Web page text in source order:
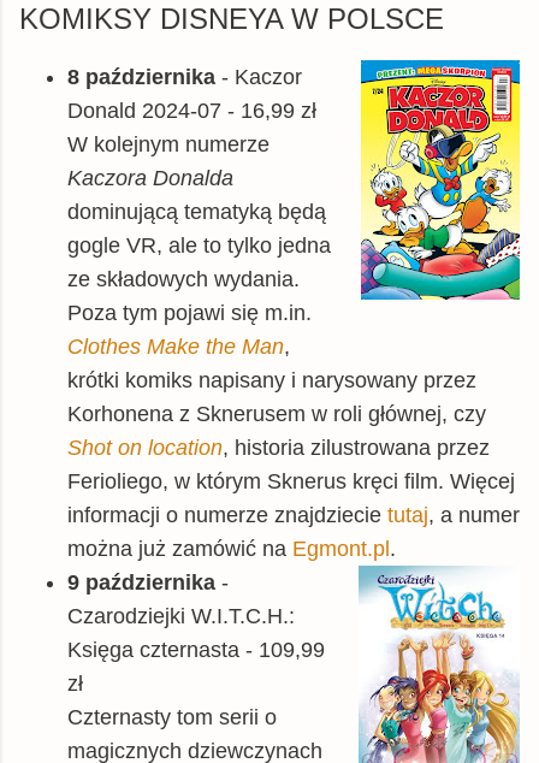
KOMIKSY DISNEYA W POLSCE
8 października - Kaczor
Donald 2024-07 - 16,99 zł
W kolejnym numerze
Kaczora Donalda
dominującą tematyką będą
gogle VR, ale to tylko jedna
ze składowych wydania.
Poza tym pojawi się m.in.
Clothes Make the Man,
krótki komiks napisany i narysowany przez
Korhonena z Sknerusem w roli głównej, czy
Shot on location, historia zilustrowana przez
Ferioliego, w którym Sknerus kręci film. Więcej
informacji o numerze znajdziecie tutaj, a numer
można już zamówić na Egmont.pl.
9 października -
Czarodziejki W.I.T.C.H.:
Księga czternasta - 109,99
zł
Czternasty tom serii o
magicznych dziewczynach